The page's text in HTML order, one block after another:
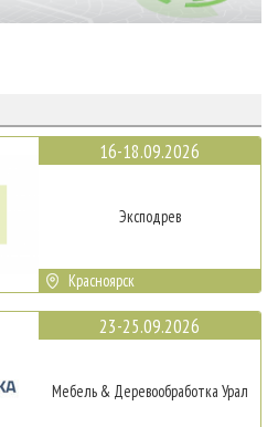
16-18.09.2026
Эксподрев
Красноярск
23-25.09.2026
Мебель & Деревообработка Урал